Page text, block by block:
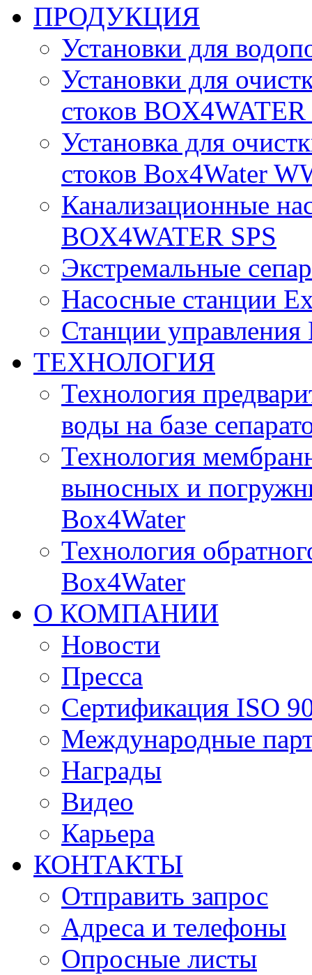
ПРОДУКЦИЯ
Установки для
Установки для
стоков
Установка для
стоков Box4Water
Канализационные
BOX4WATER SPS
Экстремальные
Насосные станции
Станции управления
ТЕХНОЛОГИЯ
Технология
воды на базе
Технология
выносных и
Box4Water
Технология
Box4Water
О КОМПАНИИ
Новости
Пресса
Сертификация ISO
Международные
Награды
Видео
Карьера
КОНТАКТЫ
Отправить запрос
Адреса и телефоны
Опросные листы